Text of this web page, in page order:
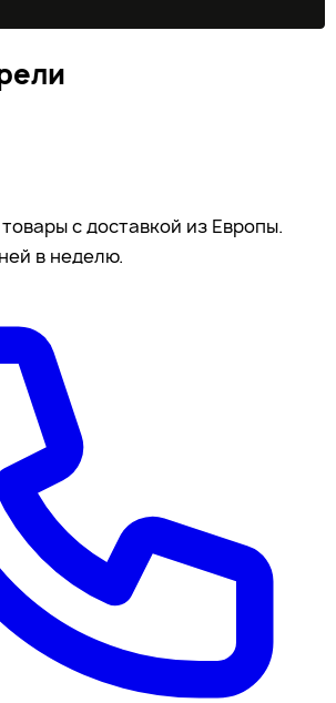
с доставкой из Европы.
в неделю.